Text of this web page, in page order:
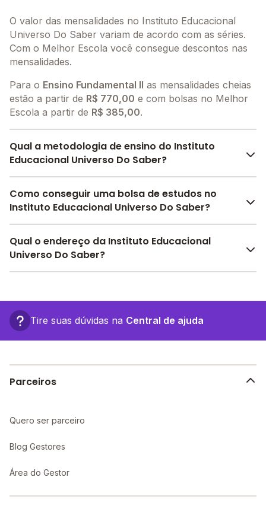
O valor das mensalidades no Instituto Educacional
Universo Do Saber variam de acordo com as séries.
Com o Melhor Escola você consegue descontos nas
mensalidades.
Para o Ensino Fundamental II as mensalidades cheias
estão a partir de R$ 770,00 e com bolsas no Melhor
Escola a partir de R$ 385,00.
Qual a metodologia de ensino do Instituto
Educacional Universo Do Saber?
A metodologia é um conjunto de métodos e práticas
adotados pela escola no processo de ensino e
Como conseguir uma bolsa de estudos no
Instituto Educacional Universo Do Saber?
O Melhor Escola oferece descontos para o Instituto
Educacional Universo Do Saber a partir de
Qual o endereço da Instituto Educacional
Universo Do Saber?
Coronel Paiva, QD 14, Casa 11 - São Luís - MA.
Tire suas dúvidas na Central de ajuda
Parceiros
Quero ser parceiro
Blog Gestores
Área do Gestor